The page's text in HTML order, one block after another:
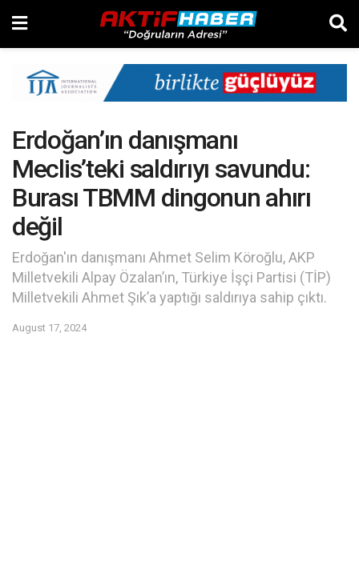
Erdoğan’ın danışmanı
Meclis’teki saldırıyı savundu:
Burası TBMM dingonun ahırı
değil
Erdoğan'ın danışmanı Ahmet Selim Köroğlu, AKP
Milletvekili Alpay Özalan’ın, Türkiye İşçi Partisi (TİP)
Milletvekili Ahmet Şık’a yaptığı saldırıya sahip çıktı.
August 17, 2024